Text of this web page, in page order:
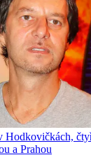
Hodkovičkách,
a Prahou